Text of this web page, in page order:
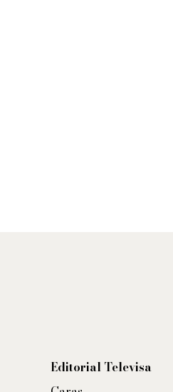
Editorial Televisa